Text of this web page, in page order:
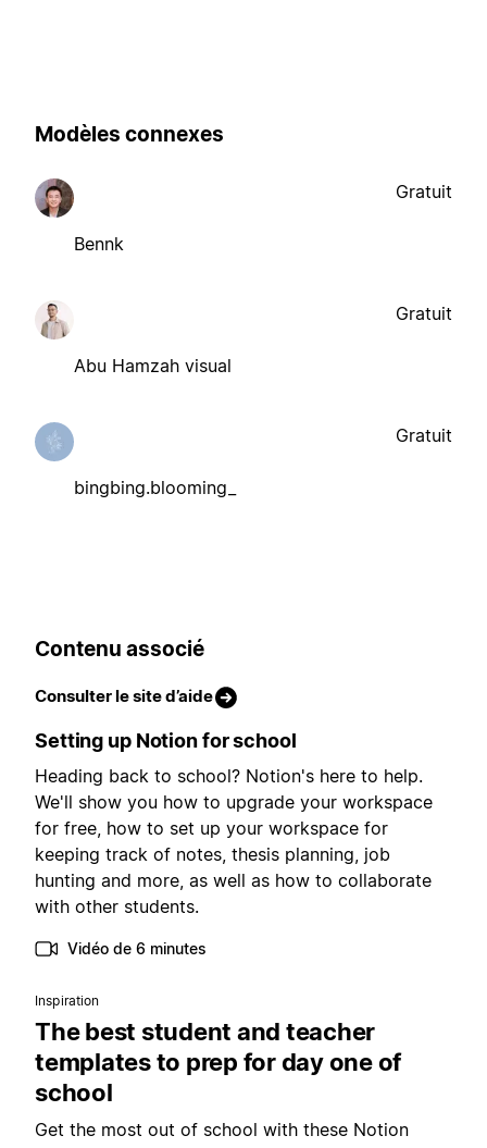
Modèles connexes
Bennk
Gratuit
Abu Hamzah visual
Gratuit
bingbing.blooming_
Gratuit
Contenu associé
Consulter le site d’aide
Setting up Notion for school
Heading back to school? Notion's here to help.
We'll show you how to upgrade your workspace
for free, how to set up your workspace for
keeping track of notes, thesis planning, job
hunting and more, as well as how to collaborate
with other students.
Vidéo de 6 minutes
Inspiration
The best student and teacher
templates to prep for day one of
school
Get the most out of school with these Notion